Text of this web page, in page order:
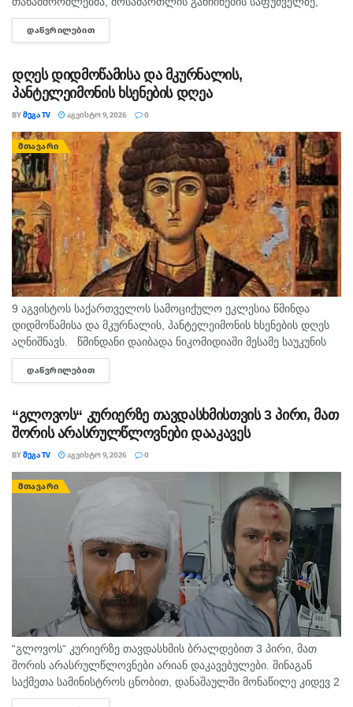
ყაჩაღობის ბრალდებით, წარსულში სხვადასხვა
დანაშაულისთვის ნასამართლევი პირი დააკავეს. ინფორმაციას
რომ...
ᲓᲐᲬᲕᲠᲘᲚᲔᲑᲘᲗ
დღეს დიდმოწამისა და მკურნალის,
პანტელეიმონის ხსენების დღეა
BYᲛᲔᲒᲐ TV ᲐᲒᲕᲘᲡᲢᲝ 9, 2026 0
ᲛᲗᲐᲕᲐᲠᲘ
9 აგვისტოს საქართველოს სამოციქულო ეკლესია წმინდა
დიდმოწამისა და მკურნალის, პანტელეიმონის ხსენების დღეს
აღნიშნავს. წმინდანი დაიბადა ნიკომიდიაში მესამე საუკუნის
მეორე ნახევარში. არ არსებობს ტაძარი, რომელშიც არ იყოს
დაბრძანებული ნიკომიდიელი მკურნალის,...
ᲓᲐᲬᲕᲠᲘᲚᲔᲑᲘᲗ
“გლოვოს“ კურიერზე თავდასხმისთვის 3 პირი, მათ
შორის არასრულწლოვნები დააკავეს
BYᲛᲔᲒᲐ TV ᲐᲒᲕᲘᲡᲢᲝ 9, 2026 0
ᲛᲗᲐᲕᲐᲠᲘ
“გლოვოს“ კურიერზე თავდასხმის ბრალდებით 3 პირი, მათ
შორის არასრულწლოვნები არიან დაკავებულები. შინაგან
საქმეთა სამინისტროს ცნობით, დანაშაულში მონაწილე კიდევ 2
პირის დაკავების მიზნით შესაბამისი ღონისძიებები ტარდება.